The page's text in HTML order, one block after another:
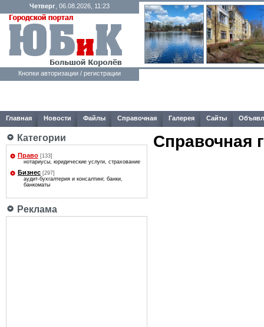
Четверг , 06.08.2026, 11:23
Кнопки авторизации / регистрации
Главная Новости Файлы Справочная Галерея Сайты
Категории
Право [133]
нотариусы, юридические услуги, страхование
Бизнес [297]
аудит-бухгалтерия и консалтинг, банки,
банкоматы
Реклама
Справочная